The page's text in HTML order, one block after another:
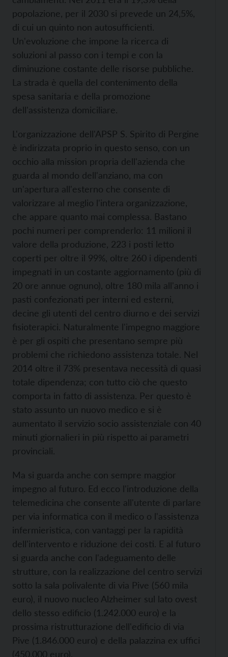
popolazione, per il 2030 si prevede un 24,5%,
di cui un quinto non autosufficienti.
Un'evoluzione che impone la ricerca di
soluzioni al passo con i tempi e con la
diminuzione costante delle risorse pubbliche.
La strada è quella del contenimento della
spesa sanitaria e della promozione
dell'assistenza domiciliare.
L'organizzazione dell'APSP S. Spirito di Pergine
è indirizzata proprio in questo senso, con un
occhio alla mission propria dell'azienda che
guarda al mondo dell'anziano, ma con
un'apertura all'esterno che consente di
valorizzare al meglio l'intera organizzazione,
che appare quanto mai complessa. Bastano
pochi numeri per comprenderlo: 11 milioni il
valore della produzione, 223 i posti letto
coperti per oltre il 99%, oltre 260 i dipendenti
impegnati in un costante aggiornamento (più di
20 ore annue ognuno), oltre 180 mila all'anno i
pasti confezionati per interni ed esterni,
decine gli utenti del centro diurno e dei servizi
fisioterapici. Naturalmente l'impegno maggiore
è per gli ospiti che presentano sempre più
problemi che richiedono assistenza totale. Nel
2014 oltre il 73% presentava necessità di quasi
totale dipendenza; con tutto ciò che questo
comporta in fatto di assistenza. Per questo è
stato assunto un nuovo medico e si è
aumentato il servizio socio assistenziale con 40
minuti giornalieri in più rispetto ai parametri
provinciali.
Ma si guarda anche con sempre maggior
impegno al futuro. Ed ecco l'introduzione della
telemedicina che consente all'utente di parlare
per via informatica con il medico o l'assistenza
infermieristica, con vantaggi per la rapidità
dell'intervento e riduzione dei costi. E al futuro
si guarda anche con l'adeguamento delle
strutture, con la realizzazione del centro servizi
sotto la sala polivalente di via Pive (560 mila
euro), il nuovo nucleo Alzheimer sul lato ovest
dello stesso edificio (1.242.000 euro) e la
prossima ristrutturazione dell'edificio di via
Pive (1.846.000 euro) e della palazzina ex uffici
(450.000 euro).